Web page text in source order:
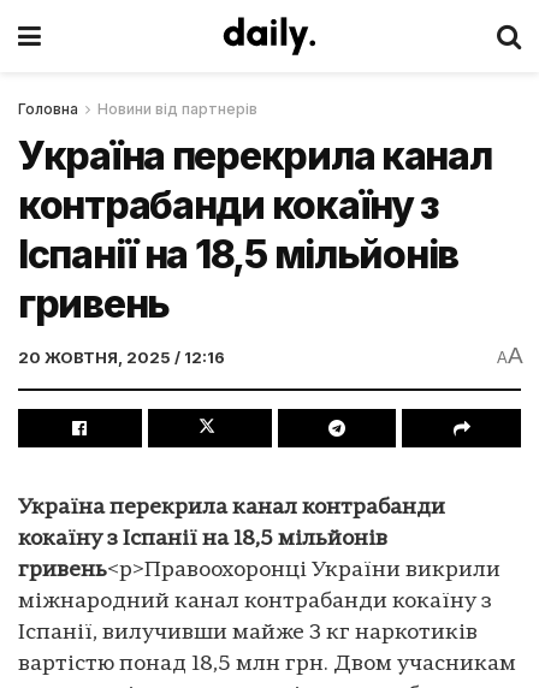
Головна Новини від партнерів
Україна перекрила канал
контрабанди кокаїну з
Іспанії на 18,5 мільйонів
гривень
20 ЖОВТНЯ, 2025 / 12:16 AA
Україна перекрила канал контрабанди
кокаїну з Іспанії на 18,5 мільйонів
гривень<p>Правоохоронці України викрили
міжнародний канал контрабанди кокаїну з
Іспанії, вилучивши майже 3 кг наркотиків
вартістю понад 18,5 млн грн. Двом учасникам